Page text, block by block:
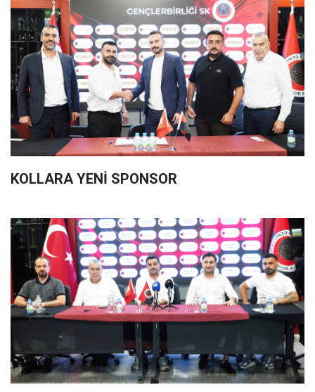
KOLLARA YENİ SPONSOR